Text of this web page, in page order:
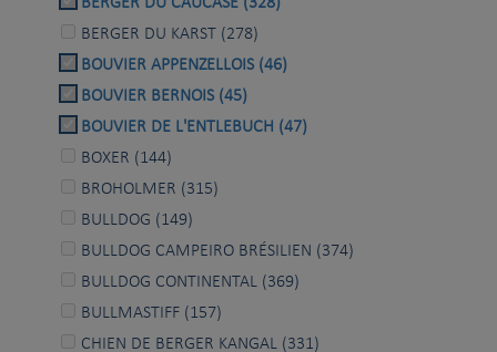
BERGER DU KARST (278)
BOUVIER APPENZELLOIS (46)
BOUVIER BERNOIS (45)
BOUVIER DE L'ENTLEBUCH (47)
BOXER (144)
BROHOLMER (315)
BULLDOG (149)
BULLDOG CAMPEIRO BRÉSILIEN (374)
BULLDOG CONTINENTAL (369)
BULLMASTIFF (157)
CHIEN DE BERGER KANGAL (331)